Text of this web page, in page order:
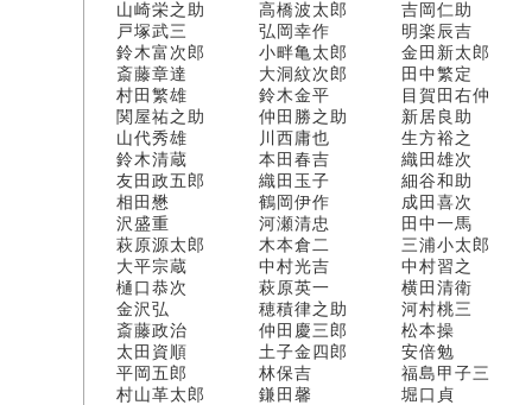
山崎栄之助 高橋波太郎 吉岡仁助
戸塚武三 弘岡幸作 明楽辰吉
鈴木富次郎 小畔亀太郎 金田新太郎
斎藤章達 大洞紋次郎 田中繁定
村田繁雄 鈴木金平 目賀田右仲
関屋祐之助 仲田勝之助 新居良助
山代秀雄 川西庸也 生方裕之
鈴木清蔵 本田春吉 織田雄次
友田政五郎 織田玉子 細谷和助
相田懋 鶴岡伊作 成田喜次
沢盛重 河瀬清忠 田中一馬
萩原源太郎 木本倉二 三浦小太郎
大平宗蔵 中村光吉 中村習之
樋口恭次 萩原英一 横田清衛
金沢弘 穂積律之助 河村桃三
斎藤政治 仲田慶三郎 松本操
太田資順 土子金四郎 安倍勉
平岡五郎 林保吉 福島甲子三
村山革太郎 鎌田馨 堀口貞